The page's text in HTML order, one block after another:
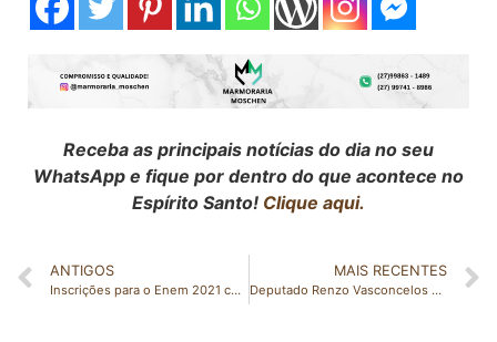
Receba as principais notícias do dia no seu
WhatsApp e fique por dentro do que acontece no
Espírito Santo! Clique aqui.
ANTIGOS
Inscrições para o Enem 2021 começam nesta quarta-feira
MAIS RECENTES
Deputado Renzo Vasconcelos apresenta 289 ações no primeiro semestre de 2021